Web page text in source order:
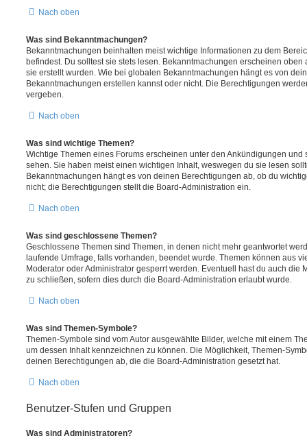
Nach oben
Was sind Bekanntmachungen?
Bekanntmachungen beinhalten meist wichtige Informationen zu dem
befindest. Du solltest sie stets lesen. Bekanntmachungen erscheinen oben
sie erstellt wurden. Wie bei globalen Bekanntmachungen hängt es von
Bekanntmachungen erstellen kannst oder nicht. Die Berechtigungen
vergeben.
Nach oben
Was sind wichtige Themen?
Wichtige Themen eines Forums erscheinen unter den Ankündigungen und
sehen. Sie haben meist einen wichtigen Inhalt, weswegen du sie lesen
Bekanntmachungen hängt es von deinen Berechtigungen ab, ob du
nicht; die Berechtigungen stellt die Board-Administration ein.
Nach oben
Was sind geschlossene Themen?
Geschlossene Themen sind Themen, in denen nicht mehr geantwortet
laufende Umfrage, falls vorhanden, beendet wurde. Themen können aus
Moderator oder Administrator gesperrt werden. Eventuell hast du auch die
zu schließen, sofern dies durch die Board-Administration erlaubt wurde.
Nach oben
Was sind Themen-Symbole?
Themen-Symbole sind vom Autor ausgewählte Bilder, welche mit einem
um dessen Inhalt kennzeichnen zu können. Die Möglichkeit, Themen-
deinen Berechtigungen ab, die die Board-Administration gesetzt hat.
Nach oben
Benutzer-Stufen und Gruppen
Was sind Administratoren?